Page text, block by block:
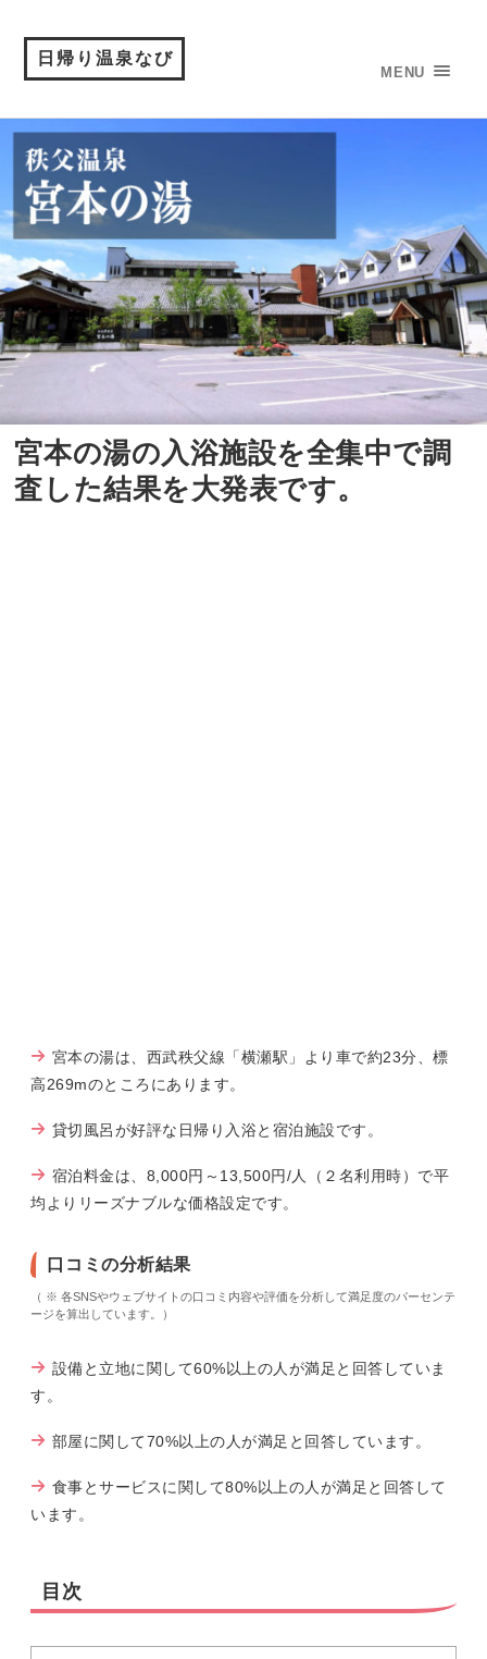
日帰り温泉なび
MENU
宮本の湯の入浴施設を全集中で調
査した結果を大発表です。
宮本の湯は、西武秩父線「横瀬駅」より車で約23分、標
高269mのところにあります。
貸切風呂が好評な日帰り入浴と宿泊施設です。
宿泊料金は、8,000円～13,500円/人（２名利用時）で平
均よりリーズナブルな価格設定です。
口コミの分析結果
（ ※ 各SNSやウェブサイトの口コミ内容や評価を分析して満足度のパーセンテ
ージを算出しています。）
設備と立地に関して60%以上の人が満足と回答していま
す。
部屋に関して70%以上の人が満足と回答しています。
食事とサービスに関して80%以上の人が満足と回答して
います。
目次